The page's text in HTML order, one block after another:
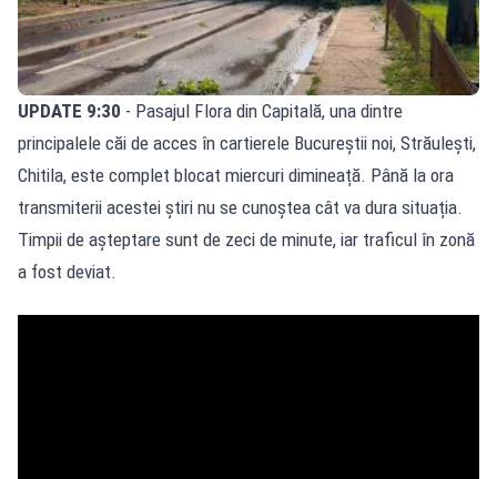
UPDATE 9:30 - Pasajul Flora din Capitală, una dintre
principalele căi de acces în cartierele Bucureștii noi, Străulești,
Chitila, este complet blocat miercuri dimineață. Până la ora
transmiterii acestei știri nu se cunoștea cât va dura situația.
Timpii de așteptare sunt de zeci de minute, iar traficul în zonă
a fost deviat.